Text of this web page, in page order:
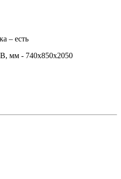
– есть
мм - 740х850х2050